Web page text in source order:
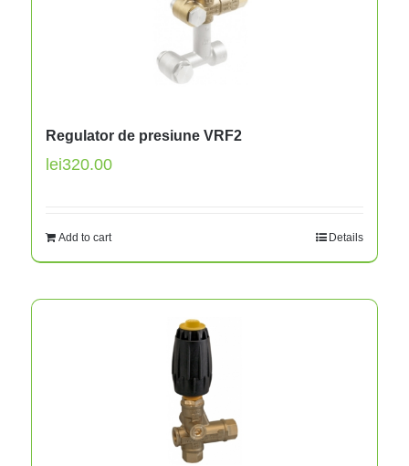
Regulator de presiune VRF2
lei320.00
Add to cart Details